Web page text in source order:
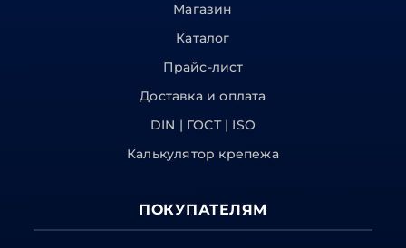
Магазин
Каталог
Прайс-лист
Доставка и оплата
DIN | ГОСТ | ISO
Калькулятор крепежа
ПОКУПАТЕЛЯМ